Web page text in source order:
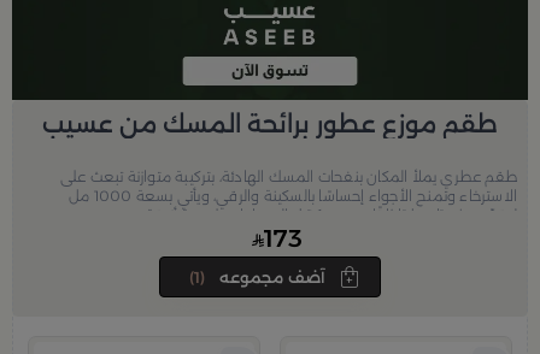
طقم موزع عطور برائحة المسك من عسيب
طقم عطري يملأ المكان بنفحات المسك الهادئة، بتركيبة متوازنة تبعث على
الاسترخاء وتمنح الأجواء إحساسًا بالسكينة والرقي، ويأتي بسعة 1000 مل
ليقدّم حضورًا عطريًا ثابتًا يدوم ويكمّل المساحات بلمسة أنيقة.
173
(1)